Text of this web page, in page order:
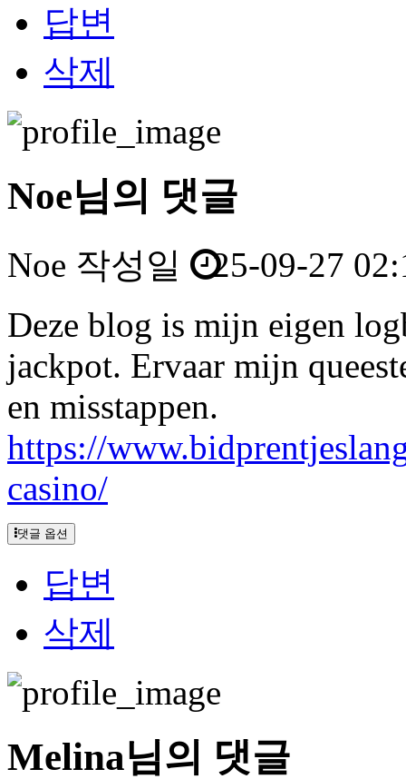
답변
삭제
Noe님의 댓글
Noe 작성일
25-09-27
Deze blog is mijn eigen
jackpot. Ervaar mijn
en misstappen.
https://
casino/
댓글 옵션
답변
삭제
Melina님의 댓글